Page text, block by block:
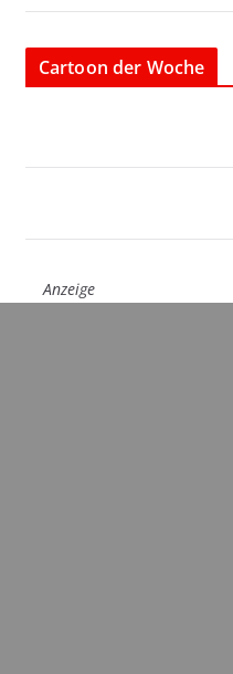
Cartoon der Woche
Anzeige